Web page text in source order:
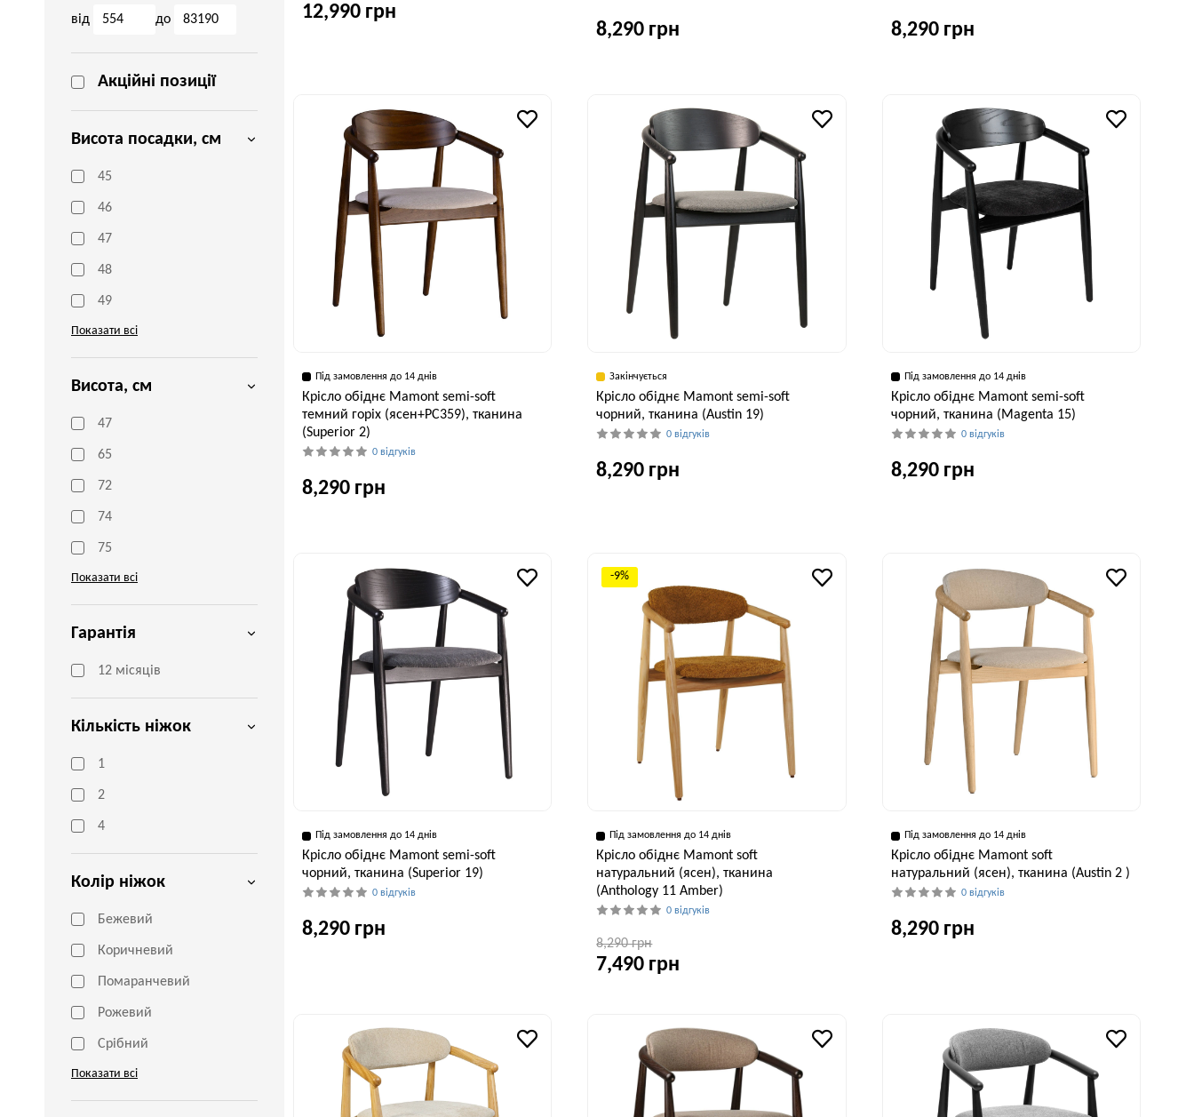
від до
Акційні позиції
Висота посадки, см
45
46
47
48
49
Показати всі
Висота, см
47
65
72
74
75
Показати всі
Гарантія
12 місяців
Кількість ніжок
1
2
4
Колір ніжок
Бежевий
Коричневий
Помаранчевий
Рожевий
Срібний
Показати всі
12,990 грн
8,290 грн
75 см 53 см
8,290 грн
75 см 53 см
Під замовлення до 14 днів
Крісло обіднє Mamont semi-soft
темний горіх (ясен+PC359), тканина
(Superior 2)
0 відгуків
8,290 грн
75 см 53 см
Закінчується
Крісло обіднє Mamont semi-soft
чорний, тканина (Austin 19)
0 відгуків
8,290 грн
Під замовлення до 14 днів
Крісло обіднє Mamont semi-soft
чорний, тканина (Magenta 15)
0 відгуків
8,290 грн
Під замовлення до 14 днів
Крісло обіднє Mamont semi-soft
чорний, тканина (Superior 19)
0 відгуків
8,290 грн
-9%
Під замовлення до 14 днів
Крісло обіднє Mamont soft
натуральний (ясен), тканина
(Anthology 11 Amber)
0 відгуків
8,290 грн
7,490 грн
75 см 53 см
Під замовлення до 14 днів
Крісло обіднє Mamont soft
натуральний (ясен), тканина (Austin 2 )
0 відгуків
8,290 грн